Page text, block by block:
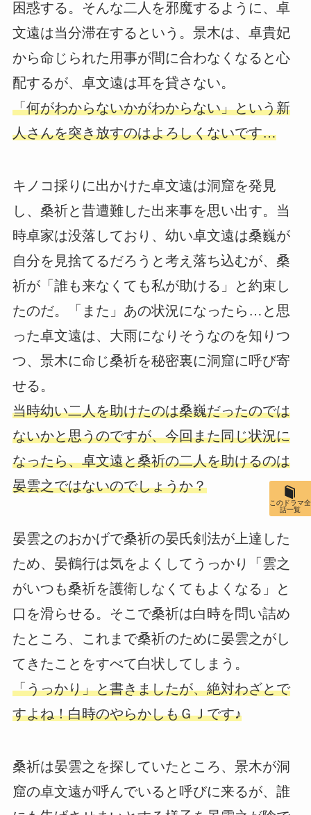
困惑する。そんな二人を邪魔するように、卓
文遠は当分滞在するという。景木は、卓貴妃
から命じられた用事が間に合わなくなると心
配するが、卓文遠は耳を貸さない。
「何がわからないかがわからない」という新
人さんを突き放すのはよろしくないです…
キノコ採りに出かけた卓文遠は洞窟を発見
し、桑祈と昔遭難した出来事を思い出す。当
時卓家は没落しており、幼い卓文遠は桑巍が
自分を見捨てるだろうと考え落ち込むが、桑
祈が「誰も来なくても私が助ける」と約束し
たのだ。「また」あの状況になったら…と思
った卓文遠は、大雨になりそうなのを知りつ
つ、景木に命じ桑祈を秘密裏に洞窟に呼び寄
せる。
当時幼い二人を助けたのは桑巍だったのでは
ないかと思うのですが、今回また同じ状況に
なったら、卓文遠と桑祈の二人を助けるのは
晏雲之ではないのでしょうか？
晏雲之のおかげで桑祈の晏氏剣法が上達した
ため、晏鶴行は気をよくしてうっかり「雲之
がいつも桑祈を護衛しなくてもよくなる」と
口を滑らせる。そこで桑祈は白時を問い詰め
たところ、これまで桑祈のために晏雲之がし
てきたことをすべて白状してしまう。
「うっかり」と書きましたが、絶対わざとで
すよね！白時のやらかしもＧＪです♪
桑祈は晏雲之を探していたところ、景木が洞
窟の卓文遠が呼んでいると呼びに来るが、誰
このドラマ全
話一覧